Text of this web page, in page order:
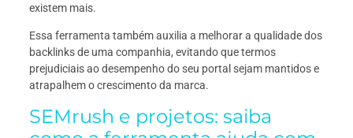
existem mais.
Essa ferramenta também auxilia a melhorar a qualidade dos
backlinks de uma companhia, evitando que termos
prejudiciais ao desempenho do seu portal sejam mantidos e
atrapalhem o crescimento da marca.
SEMrush e projetos: saiba